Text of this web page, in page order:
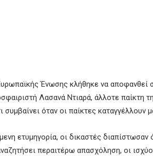
Ένωσης κλήθηκε να αποφανθεί
Λασανά Ντιαρά, άλλοτε παίκτη
συμβαίνει όταν οι παίκτες
ετυμηγορία, οι δικαστές διαπίστωσαν
περαιτέρω απασχόληση, οι